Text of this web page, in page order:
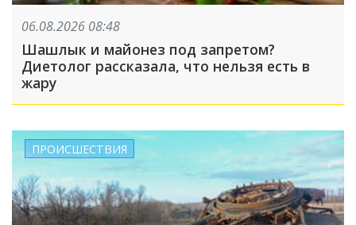
06.08.2026 08:48
Шашлык и майонез под запретом?
Диетолог рассказала, что нельзя есть в
жару
ПРОИСШЕСТВИЯ